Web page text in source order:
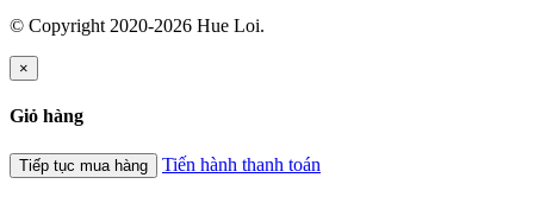
© Copyright 2020-2026 Hue Loi.
×
Giỏ hàng
Tiếp tục mua hàng Tiến hành thanh toán